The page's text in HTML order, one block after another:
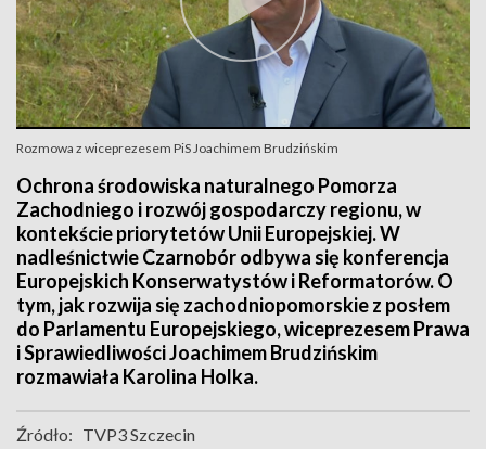
Rozmowa z wiceprezesem PiS Joachimem Brudzińskim
Ochrona środowiska naturalnego Pomorza
Zachodniego i rozwój gospodarczy regionu, w
kontekście priorytetów Unii Europejskiej. W
nadleśnictwie Czarnobór odbywa się konferencja
Europejskich Konserwatystów i Reformatorów. O
tym, jak rozwija się zachodniopomorskie z posłem
do Parlamentu Europejskiego, wiceprezesem Prawa
i Sprawiedliwości Joachimem Brudzińskim
rozmawiała Karolina Holka.
Źródło: TVP3 Szczecin